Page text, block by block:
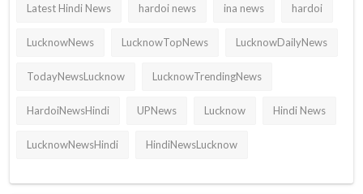
Latest Hindi News hardoi news ina news hardoi
LucknowNews LucknowTopNews LucknowDailyNews
TodayNewsLucknow LucknowTrendingNews
HardoiNewsHindi UPNews Lucknow Hindi News
LucknowNewsHindi HindiNewsLucknow